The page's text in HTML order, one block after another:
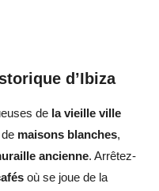
d’Ibiza
de la vieille ville
maisons blanches,
ancienne. Arrêtez-
où se joue de la